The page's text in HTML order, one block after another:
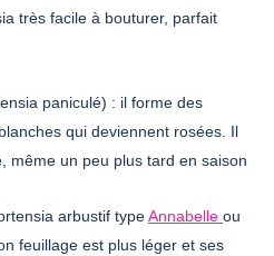
très facile à bouturer, parfait
paniculé) : il forme des
qui deviennent rosées. Il
même un peu plus tard en saison
arbustif typeAnnabelle ou
feuillage est plus léger et ses